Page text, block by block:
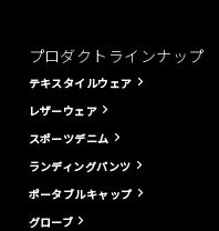
プロダクトラインナップ
テキスタイルウェア
レザーウェア
スポーツデニム
ランディングパンツ
ポータブルキャップ
グローブ